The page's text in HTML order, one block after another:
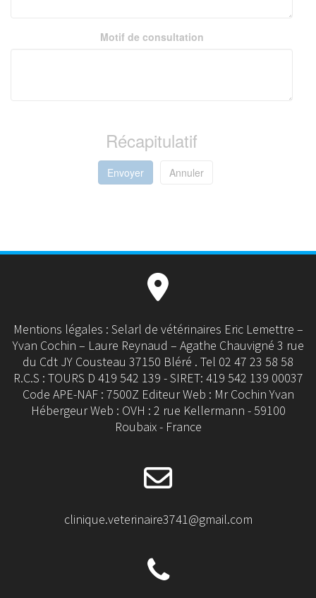
Motif de consultation
Récapitulatif
Envoyer Annuler
Mentions légales : Selarl de vétérinaires Eric Lemettre –
Yvan Cochin – Laure Reynaud – Agathe Chauvigné 3 rue
du Cdt JY Cousteau 37150 Bléré . Tel 02 47 23 58 58
R.C.S : TOURS D 419 542 139 - SIRET: 419 542 139 00037
Code APE-NAF : 7500Z Editeur Web : Mr Cochin Yvan
Hébergeur Web : OVH : 2 rue Kellermann - 59100
Roubaix - France
clinique.veterinaire3741@gmail.com